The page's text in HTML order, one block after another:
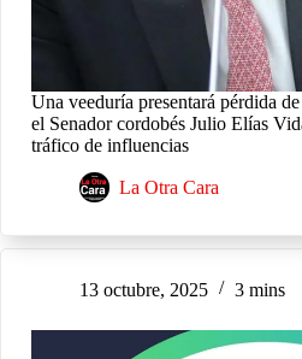
Una veeduría presentará pérdida
el Senador cordobés Julio Elías
tráfico de influencias
La Otra Cara
13 octubre, 2025 3 mins